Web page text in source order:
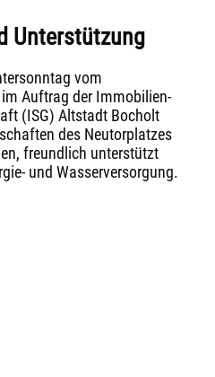
Unterstützung
vom
Auftrag der Immobilien-
(ISG) Altstadt Bocholt
des Neutorplatzes
freundlich unterstützt
und Wasserversorgung.